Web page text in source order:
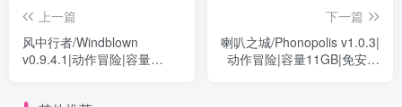
上一篇
风中行者/Windblown
v0.9.4.1|动作冒险|容量
下一篇
喇叭之城/Phonopolis v1.0.3|
动作冒险|容量11GB|免安装